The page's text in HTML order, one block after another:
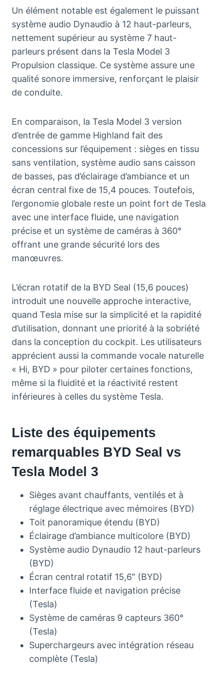
Un élément notable est également le puissant
système audio Dynaudio à 12 haut-parleurs,
nettement supérieur au système 7 haut-
parleurs présent dans la Tesla Model 3
Propulsion classique. Ce système assure une
qualité sonore immersive, renforçant le plaisir
de conduite.
En comparaison, la Tesla Model 3 version
d’entrée de gamme Highland fait des
concessions sur l’équipement : sièges en tissu
sans ventilation, système audio sans caisson
de basses, pas d’éclairage d’ambiance et un
écran central fixe de 15,4 pouces. Toutefois,
l’ergonomie globale reste un point fort de Tesla
avec une interface fluide, une navigation
précise et un système de caméras à 360°
offrant une grande sécurité lors des
manœuvres.
L’écran rotatif de la BYD Seal (15,6 pouces)
introduit une nouvelle approche interactive,
quand Tesla mise sur la simplicité et la rapidité
d’utilisation, donnant une priorité à la sobriété
dans la conception du cockpit. Les utilisateurs
apprécient aussi la commande vocale naturelle
« Hi, BYD » pour piloter certaines fonctions,
même si la fluidité et la réactivité restent
inférieures à celles du système Tesla.
Liste des équipements
remarquables BYD Seal vs
Tesla Model 3
Sièges avant chauffants, ventilés et à
réglage électrique avec mémoires (BYD)
Toit panoramique étendu (BYD)
Éclairage d’ambiance multicolore (BYD)
Système audio Dynaudio 12 haut-parleurs
(BYD)
Écran central rotatif 15,6″ (BYD)
Interface fluide et navigation précise
(Tesla)
Système de caméras 9 capteurs 360°
(Tesla)
Superchargeurs avec intégration réseau
complète (Tesla)